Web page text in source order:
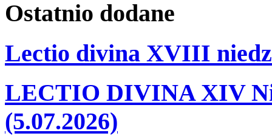
Ostatnio dodane
Lectio divina XVIII
LECTIO DIVINA XIV
(5.07.2026)